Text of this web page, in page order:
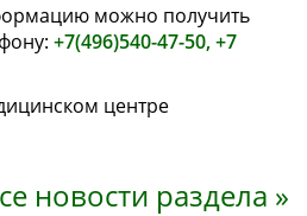
можно получить
+7(496)540-47-50, +7
центре
новости раздела »